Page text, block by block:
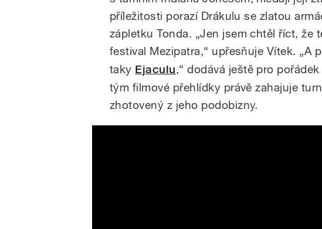
příležitosti porazí Drákulu se zlatou
zápletku Tonda. „Jen jsem chtěl říct, že
festival Mezipatra,“ upřesňuje Vítek. „A
taky Ejaculu,“ dodává ještě pro
tým filmové přehlídky právě zahajuje
zhotovený z jeho podobizny.